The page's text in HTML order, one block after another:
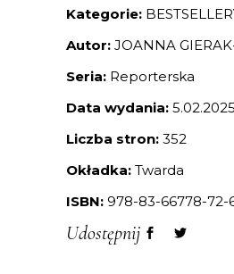
Kategorie:
Autor: JOANNA
Seria: Reporterska
Data wydania: 5.02.2025
Liczba stron: 352
Okładka: Twarda
ISBN: 978-83-66778-72-
Udostępnij